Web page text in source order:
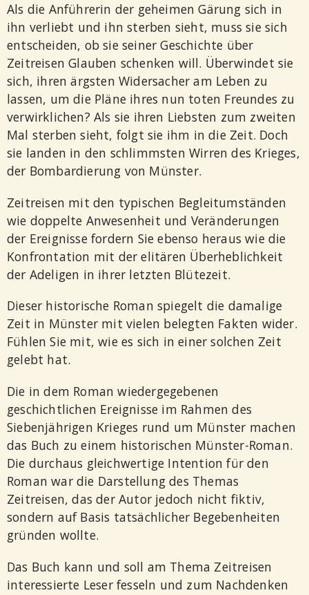
Als die Anführerin der geheimen Gärung sich in
ihn verliebt und ihn sterben sieht, muss sie sich
entscheiden, ob sie seiner Geschichte über
Zeitreisen Glauben schenken will. Überwindet sie
sich, ihren ärgsten Widersacher am Leben zu
lassen, um die Pläne ihres nun toten Freundes zu
verwirklichen? Als sie ihren Liebsten zum zweiten
Mal sterben sieht, folgt sie ihm in die Zeit. Doch
sie landen in den schlimmsten Wirren des Krieges,
der Bombardierung von Münster.
Zeitreisen mit den typischen Begleitumständen
wie doppelte Anwesenheit und Veränderungen
der Ereignisse fordern Sie ebenso heraus wie die
Konfrontation mit der elitären Überheblichkeit
der Adeligen in ihrer letzten Blütezeit.
Dieser historische Roman spiegelt die damalige
Zeit in Münster mit vielen belegten Fakten wider.
Fühlen Sie mit, wie es sich in einer solchen Zeit
gelebt hat.
Die in dem Roman wiedergegebenen
geschichtlichen Ereignisse im Rahmen des
Siebenjährigen Krieges rund um Münster machen
das Buch zu einem historischen Münster-Roman.
Die durchaus gleichwertige Intention für den
Roman war die Darstellung des Themas
Zeitreisen, das der Autor jedoch nicht fiktiv,
sondern auf Basis tatsächlicher Begebenheiten
gründen wollte.
Das Buch kann und soll am Thema Zeitreisen
interessierte Leser fesseln und zum Nachdenken